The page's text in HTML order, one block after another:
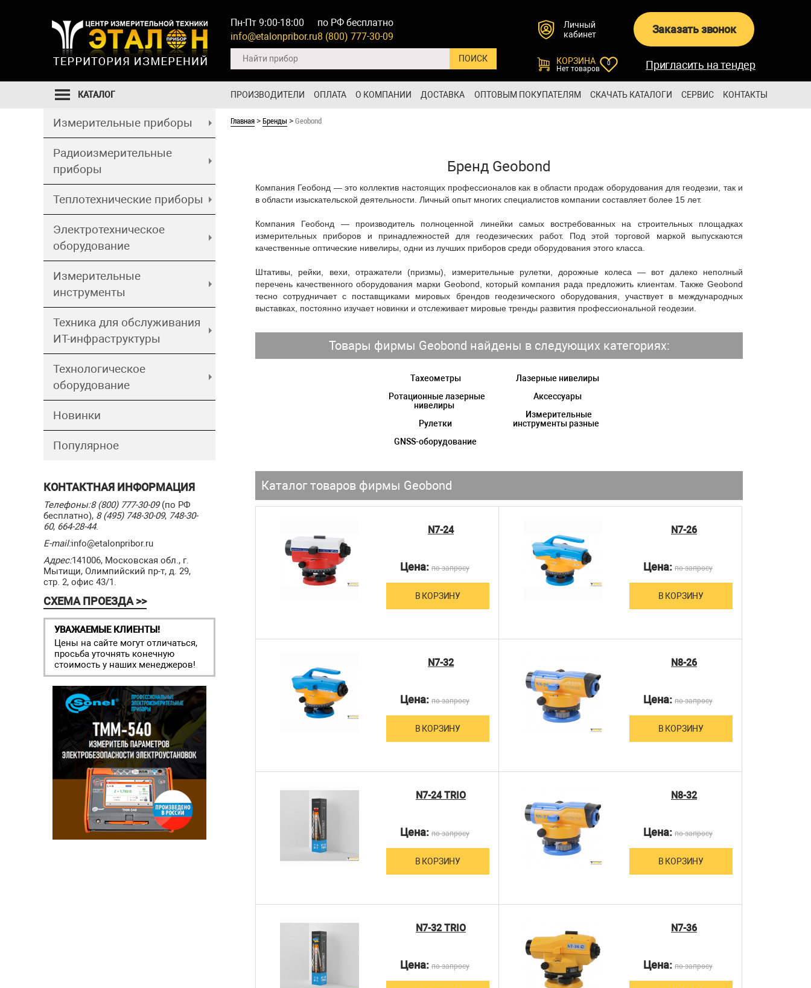
Пн-Пт 9:00-18:00
info@etalonpribor.ru
по РФ бесплатно
8 (800) 777-30-09
Личный
кабинет
Заказать звонок
КОРЗИНА
Нет товаров
0 Пригласить на тендер
ПРОИЗВОДИТЕЛИ ОПЛАТА О КОМПАНИИ ДОСТАВКА ОПТОВЫМ ПОКУПАТЕЛЯМ СКАЧАТЬ КАТАЛОГИ СЕРВИС КОНТАКТЫ
КАТАЛОГ
Измерительные приборы
Радиоизмерительные
приборы
Теплотехнические приборы
Электротехническое
оборудование
Измерительные
инструменты
Техника для обслуживания
ИТ-инфраструктуры
Технологическое
оборудование
Новинки
Популярное
КОНТАКТНАЯ ИНФОРМАЦИЯ
Телефоны:8 (800) 777-30-09(по РФ
бесплатно), 8 (495) 748-30-09, 748-30-
60, 664-28-44.
E-mail:info@etalonpribor.ru
Адрес:141006, Московская обл., г.
Мытищи, Олимпийский пр-т, д. 29,
стр. 2, офис 43/1.
СХЕМА ПРОЕЗДА >>
УВАЖАЕМЫЕ КЛИЕНТЫ!
Цены на сайте могут отличаться,
просьба уточнять конечную
стоимость у наших менеджеров!
Главная >Бренды >Geobond
Бренд Geobond
Компания Геобонд — это коллектив настоящих профессионалов как в области продаж оборудования для геодезии, так и
в области изыскательской деятельности. Личный опыт многих специалистов компании составляет более 15 лет.
Компания Геобонд — производитель полноценной линейки самых востребованных на строительных площадках
измерительных приборов и принадлежностей для геодезических работ. Под этой торговой маркой выпускаются
качественные оптические нивелиры, одни из лучших приборов среди оборудования этого класса.
Штативы, рейки, вехи, отражатели (призмы), измерительные рулетки, дорожные колеса — вот далеко неполный
перечень качественного оборудования марки Geobond, который компания рада предложить клиентам. Также Geobond
тесно сотрудничает с поставщиками мировых брендов геодезического оборудования, участвует в международных
выставках, постоянно изучает новинки и отслеживает мировые тренды развития профессиональной геодезии.
Товары фирмы Geobond найдены в следующих категориях:
Тахеометры
Ротационные лазерные
нивелиры
Рулетки
GNSS-оборудование
Лазерные нивелиры
Аксессуары
Измерительные
инструменты разные
Каталог товаров фирмы Geobond
N7-24
Цена: по запросу
В КОРЗИНУ
N7-26
Цена: по запросу
В КОРЗИНУ
N7-32
Цена: по запросу
В КОРЗИНУ
N8-26
Цена: по запросу
В КОРЗИНУ
N7-24 TRIO
Цена: по запросу
В КОРЗИНУ
N8-32
Цена: по запросу
В КОРЗИНУ
N7-32 TRIO
Цена: по запросу
N7-36
Цена: по запросу